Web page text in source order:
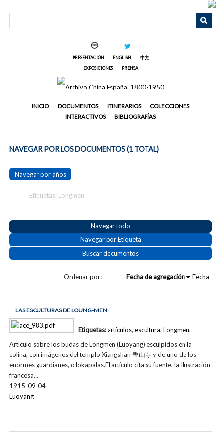
PRESENTACIÓN ENGLISH
中文
EXPOSICIONES
PRENSA
INICIO DOCUMENTOS ITINERARIOS
COLECCIONES
INTERACTIVOS
BIBLIOGRAFÍAS
NAVEGAR POR LOS DOCUMENTOS (1 TOTAL)
Navegar por años
Etiquetas: Longmen
Navegar todo
Navegar por Etiqueta
Buscar documentos
Ordenar por: Fecha de agregación Fecha
LAS ESCULTURAS DE LOUNG-MEN
Artículo sobre los budas de Longmen (Luoyang) esculpidos en la
colina, con imágenes del templo Xiangshan 香山寺 y de uno de los
enormes guardianes, o lokapalas.El artículo cita su fuente, la Ilustración
francesa…
1915-09-04
Etiquetas:artículos, escultura, Longmen,
Luoyang